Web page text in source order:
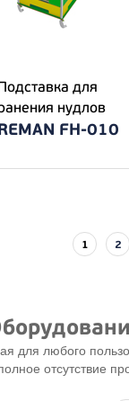
для
нудлов
FH-010
1 2
для любого
отсутствие